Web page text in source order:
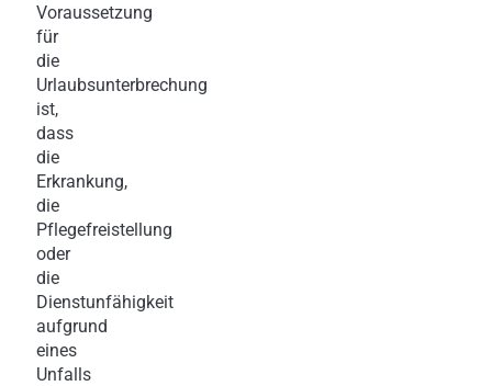
Voraussetzung
für
die
Urlaubsunterbrechung
ist,
dass
die
Erkrankung,
die
Pflegefreistellung
oder
die
Dienstunfähigkeit
aufgrund
eines
Unfalls